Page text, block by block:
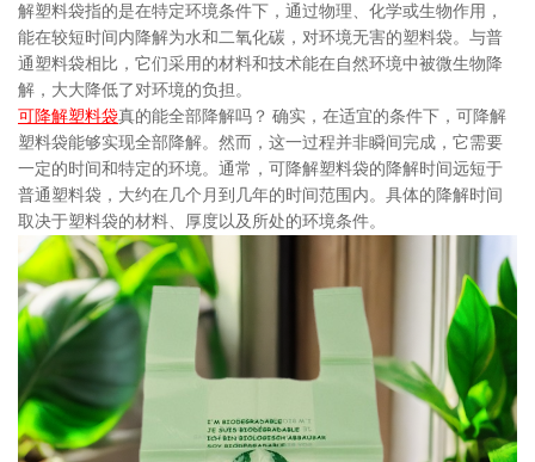
解塑料袋指的是在特定环境条件下，通过物理、化学或生物作用，
能在较短时间内降解为水和二氧化碳，对环境无害的塑料袋。与普
通塑料袋相比，它们采用的材料和技术能在自然环境中被微生物降
解，大大降低了对环境的负担。
可降解塑料袋真的能全部降解吗？ 确实，在适宜的条件下，可降解
塑料袋能够实现全部降解。然而，这一过程并非瞬间完成，它需要
一定的时间和特定的环境。通常，可降解塑料袋的降解时间远短于
普通塑料袋，大约在几个月到几年的时间范围内。具体的降解时间
取决于塑料袋的材料、厚度以及所处的环境条件。